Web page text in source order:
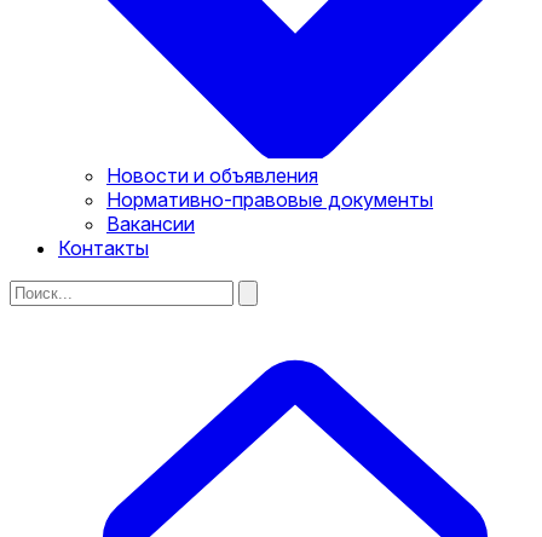
Новости и объявления
Нормативно-правовые документы
Вакансии
Контакты